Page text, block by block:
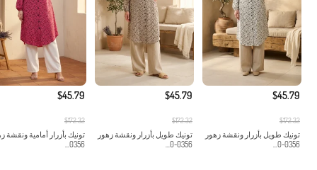
$45.79
$172.32
تونيك طويل بأزرار ونقشة زهور
0356-0...
$45.79
$172.32
تونيك طويل بأزرار ونقشة زهور
0356-0...
$45.79
$172.32
تونيك بأزرار أمامية ونقشة
0356...